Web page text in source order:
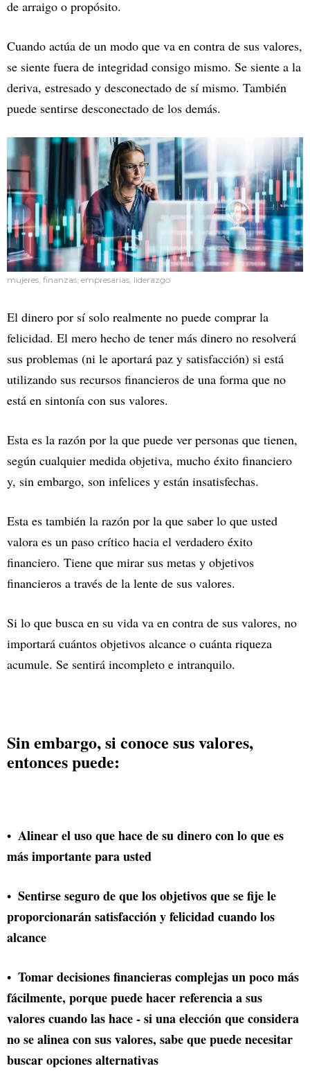
de arraigo o propósito.
Cuando actúa de un modo que va en contra de sus valores,
se siente fuera de integridad consigo mismo. Se siente a la
deriva, estresado y desconectado de sí mismo. También
puede sentirse desconectado de los demás.
mujeres, finanzas, empresarias, liderazgo
El dinero por sí solo realmente no puede comprar la
felicidad. El mero hecho de tener más dinero no resolverá
sus problemas (ni le aportará paz y satisfacción) si está
utilizando sus recursos financieros de una forma que no
está en sintonía con sus valores.
Esta es la razón por la que puede ver personas que tienen,
según cualquier medida objetiva, mucho éxito financiero
y, sin embargo, son infelices y están insatisfechas.
Esta es también la razón por la que saber lo que usted
valora es un paso crítico hacia el verdadero éxito
financiero. Tiene que mirar sus metas y objetivos
financieros a través de la lente de sus valores.
Si lo que busca en su vida va en contra de sus valores, no
importará cuántos objetivos alcance o cuánta riqueza
acumule. Se sentirá incompleto e intranquilo.
Sin embargo, si conoce sus valores,
entonces puede:
Alinear el uso que hace de su dinero con lo que es
más importante para usted
Sentirse seguro de que los objetivos que se fije le
proporcionarán satisfacción y felicidad cuando los
alcance
Tomar decisiones financieras complejas un poco más
fácilmente, porque puede hacer referencia a sus
valores cuando las hace - si una elección que considera
no se alinea con sus valores, sabe que puede necesitar
buscar opciones alternativas